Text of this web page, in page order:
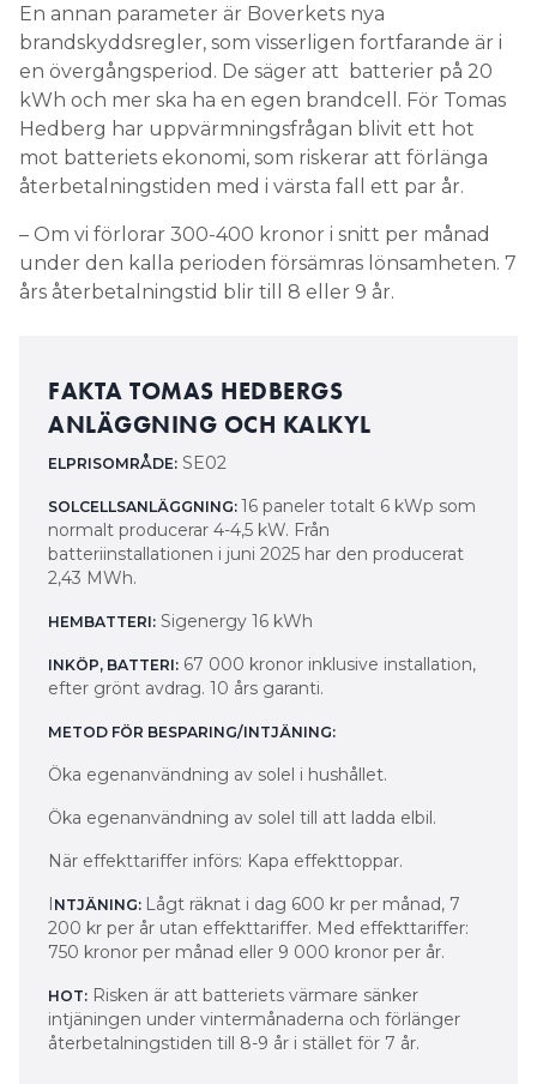
En annan parameter är Boverkets nya
brandskyddsregler, som visserligen fortfarande är i
en övergångsperiod. De säger att batterier på 20
kWh och mer ska ha en egen brandcell. För Tomas
Hedberg har uppvärmningsfrågan blivit ett hot
mot batteriets ekonomi, som riskerar att förlänga
återbetalningstiden med i värsta fall ett par år.
– Om vi förlorar 300-400 kronor i snitt per månad
under den kalla perioden försämras lönsamheten. 7
års återbetalningstid blir till 8 eller 9 år.
FAKTA TOMAS HEDBERGS
ANLÄGGNING OCH KALKYL
ELPRISOMRÅDE: SE02
SOLCELLSANLÄGGNING: 16 paneler totalt 6 kWp som
normalt producerar 4-4,5 kW. Från
batteriinstallationen i juni 2025 har den producerat
2,43 MWh.
HEMBATTERI: Sigenergy 16 kWh
INKÖP, BATTERI: 67 000 kronor inklusive installation,
efter grönt avdrag. 10 års garanti.
METOD FÖR BESPARING/INTJÄNING:
Öka egenanvändning av solel i hushållet.
Öka egenanvändning av solel till att ladda elbil.
När effekttariffer införs: Kapa effekttoppar.
NTJÄNING: Lågt räknat i dag 600 kr per månad, 7
200 kr per år utan effekttariffer. Med effekttariffer:
750 kronor per månad eller 9 000 kronor per år.
HOT: Risken är att batteriets värmare sänker
intjäningen under vintermånaderna och förlänger
återbetalningstiden till 8-9 år i stället för 7 år.